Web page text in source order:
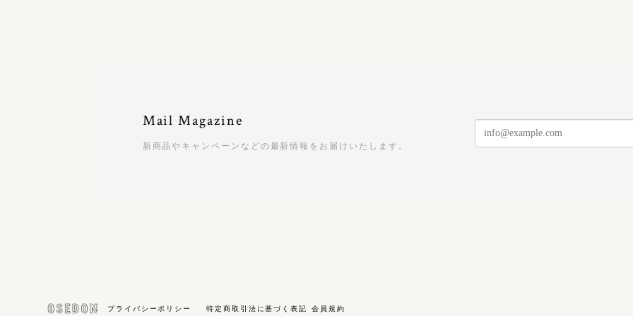
Mail Magazine
新商品やキャンペーンなどの最新情報をお届けいたします。
プライバシーポリシー 特定商取引法に基づく表記 会員規約